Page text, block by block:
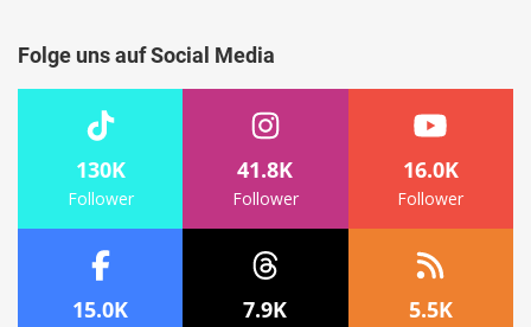
Folge uns auf Social Media
130K
Follower
41.8K
Follower
16.0K
Follower
15.0K 7.9K 5.5K